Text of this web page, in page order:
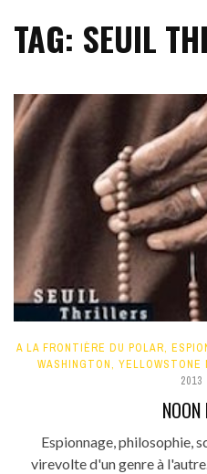
TAG: SEUIL
A LA FRONTIÈRE DU POLAR,
WASHINGTON, YELLOWSTONE
2013
Espionnage, philosophie,
virevolte d'un genre à